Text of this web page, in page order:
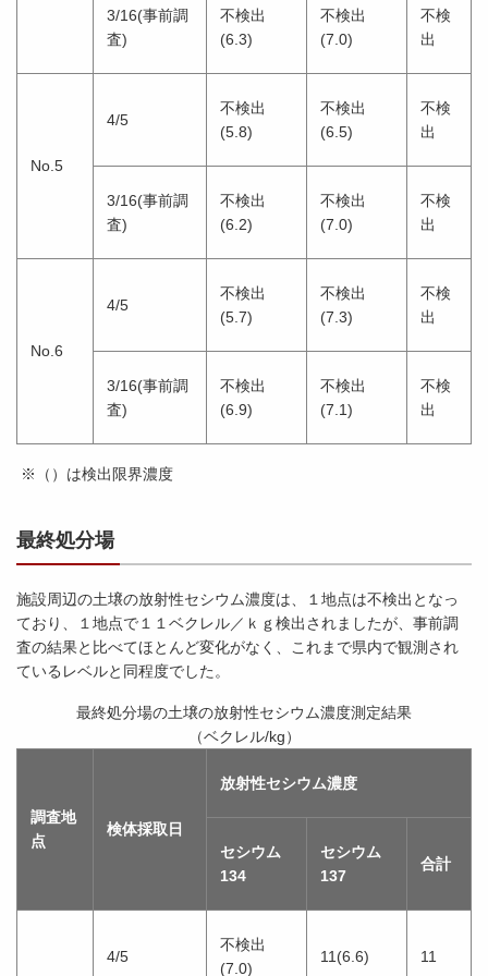
3/16(事前調
査)
不検出
(6.3)
不検出
(7.0)
不検
出
No.5
4/5
不検出
(5.8)
不検出
(6.5)
不検
出
3/16(事前調
査)
不検出
(6.2)
不検出
(7.0)
不検
出
No.6
4/5
不検出
(5.7)
不検出
(7.3)
不検
出
3/16(事前調
査)
不検出
(6.9)
不検出
(7.1)
不検
出
※（）は検出限界濃度
最終処分場
施設周辺の土壌の放射性セシウム濃度は、１地点は不検出となっ
ており、１地点で１１ベクレル／ｋｇ検出されましたが、事前調
査の結果と比べてほとんど変化がなく、これまで県内で観測され
ているレベルと同程度でした。
最終処分場の土壌の放射性セシウム濃度測定結果
（ベクレル/kg）
調査地
点
検体採取日
放射性セシウム濃度
セシウム
134
セシウム
137
合計
4/5
不検出
(7.0)
11(6.6) 11